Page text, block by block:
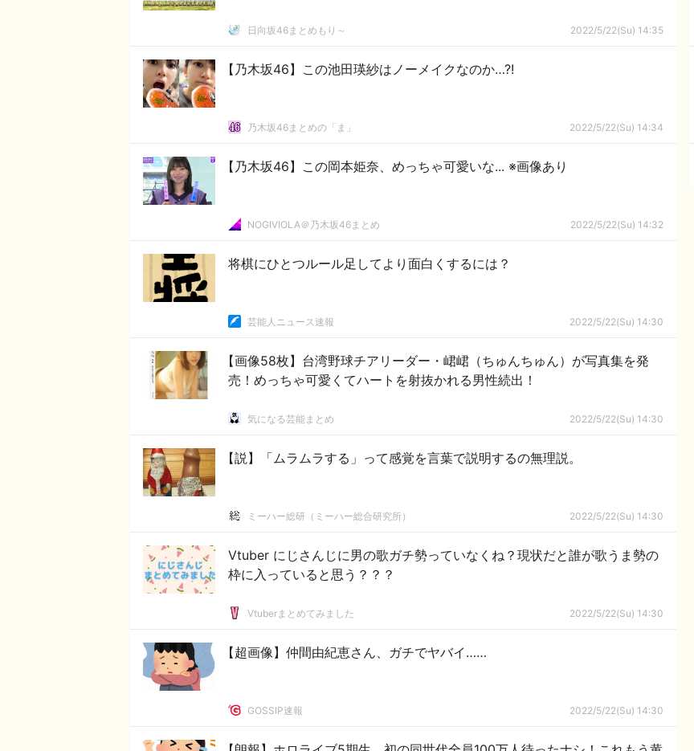
日向坂46まとめもり～ 2022/5/22(Su) 14:35
【乃木坂46】この池田瑛紗はノーメイクなのか…?!
乃木坂46まとめの「ま」 2022/5/22(Su) 14:34
【乃木坂46】この岡本姫奈、めっちゃ可愛いな... ※画像あり
NOGIVIOLA＠乃木坂46まとめ 2022/5/22(Su) 14:32
将棋にひとつルール足してより面白くするには？
芸能人ニュース速報 2022/5/22(Su) 14:30
【画像58枚】台湾野球チアリーダー・峮峮（ちゅんちゅん）が写真集を発
売！めっちゃ可愛くてハートを射抜かれる男性続出！
気になる芸能まとめ 2022/5/22(Su) 14:30
【説】「ムラムラする」って感覚を言葉で説明するの無理説。
ミーハー総研（ミーハー総合研究所） 2022/5/22(Su) 14:30
Vtuber にじさんじに男の歌ガチ勢っていなくね？現状だと誰が歌うま勢の
枠に入っていると思う？？？
Vtuberまとめてみました 2022/5/22(Su) 14:30
【超画像】仲間由紀恵さん、ガチでヤバイ……
GOSSIP速報 2022/5/22(Su) 14:30